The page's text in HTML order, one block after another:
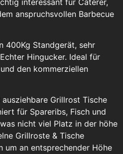
anspruchsvollen Barbecue
400Kg Standgerät, sehr
Hingucker. Ideal für
den kommerziellen
Grillrost Tische
für Spareribs, Fisch und
nicht viel Platz in der höhe
Grillroste & Tische
um an entsprechender Höhe